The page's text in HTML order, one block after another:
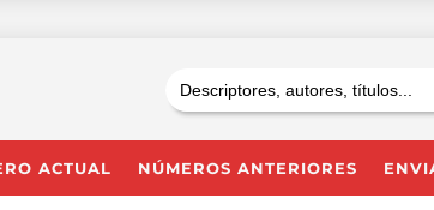
ACTUAL NÚMEROS ANTERIORES